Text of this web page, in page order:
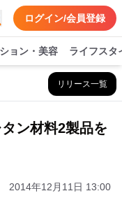
ログイン/会員登録
ョン・美容 ライフスタ
リリース一覧
ン材料2製品を
2014年12月11日 13:00